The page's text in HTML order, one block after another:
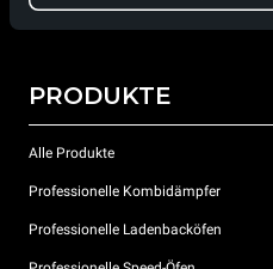
PRODUKTE
Alle Produkte
Professionelle Kombidämpfer
Professionelle Ladenbacköfen